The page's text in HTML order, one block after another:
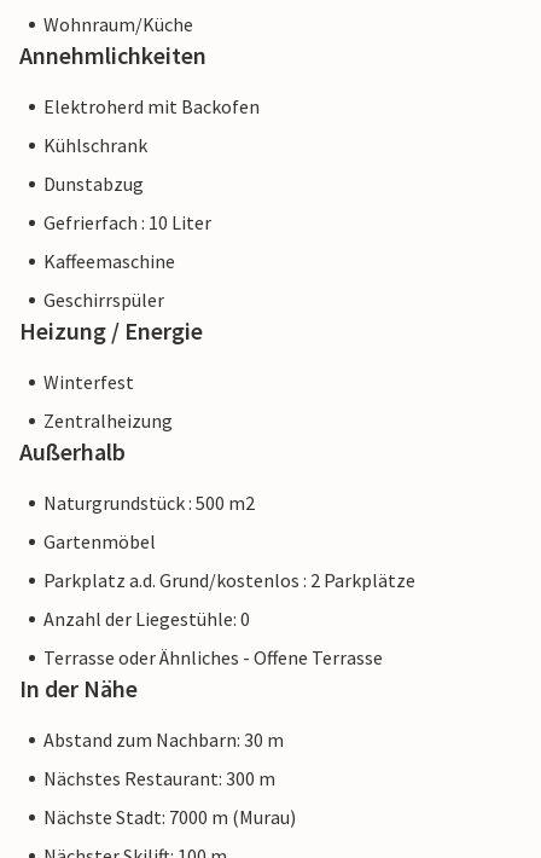
Wohnraum/Küche
Annehmlichkeiten
Elektroherd mit Backofen
Kühlschrank
Dunstabzug
Gefrierfach : 10 Liter
Kaffeemaschine
Geschirrspüler
Heizung / Energie
Winterfest
Zentralheizung
Außerhalb
Naturgrundstück : 500 m2
Gartenmöbel
Parkplatz a.d. Grund/kostenlos : 2 Parkplätze
Anzahl der Liegestühle: 0
Terrasse oder Ähnliches - Offene Terrasse
In der Nähe
Abstand zum Nachbarn: 30 m
Nächstes Restaurant: 300 m
Nächste Stadt: 7000 m (Murau)